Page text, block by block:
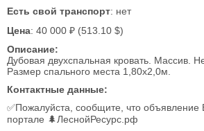
Есть свой транспорт: нет
Цена: 40 000 ₽ (513.10 $)
Описание:
Дубовая двухспальная кровать. Массив.
Размер спального места 1,80х2,0м.
Контактные данные:
✅Пожалуйста, сообщите, что объявление
портале 🌲ЛеснойРесурс.рф